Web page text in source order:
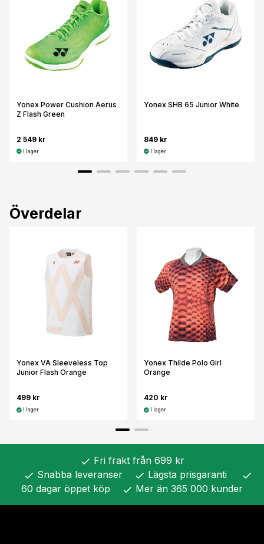
Yonex Power Cushion Aerus
Z Flash Green
2 549 kr
I lager
Yonex SHB 65 Junior White
849 kr
I lager
Överdelar
Yonex VA Sleeveless Top
Junior Flash Orange
499 kr
I lager
Yonex Thilde Polo Girl
Orange
420 kr
I lager
check Fri frakt från 699 kr
check Snabba leveranser check Lägsta prisgaranti check
60 dagar öppet köp check Mer än 365 000 kunder